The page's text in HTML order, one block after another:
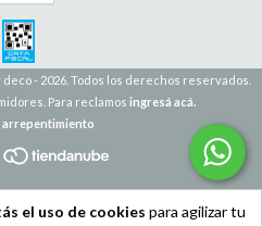
el uso de cookies para agilizar tu
- 2026. Todos los derechos reservados.
Para reclamos ingresá acá.
arrepentimiento